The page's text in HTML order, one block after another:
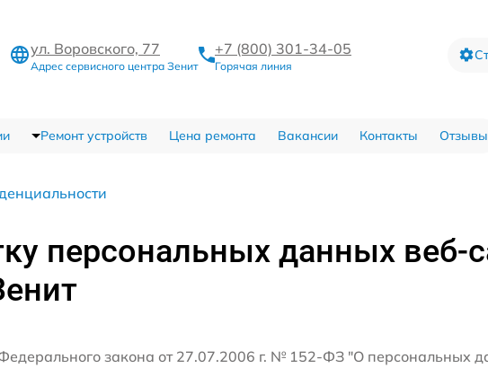
ул. Воровского, 77
Адрес сервисного центра Зенит
+7 (800) 301-34-05
Горячая линия
Ремонт устройств Цена ремонта Вакансии Контакты Отзывы
персональных данных веб-
закона от 27.07.2006 г. № 152-ФЗ "О персональных